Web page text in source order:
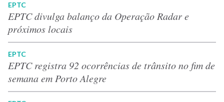
EPTC
EPTC divulga balanço da Operação Radar e
próximos locais
EPTC
EPTC registra 92 ocorrências de trânsito no fim de
semana em Porto Alegre